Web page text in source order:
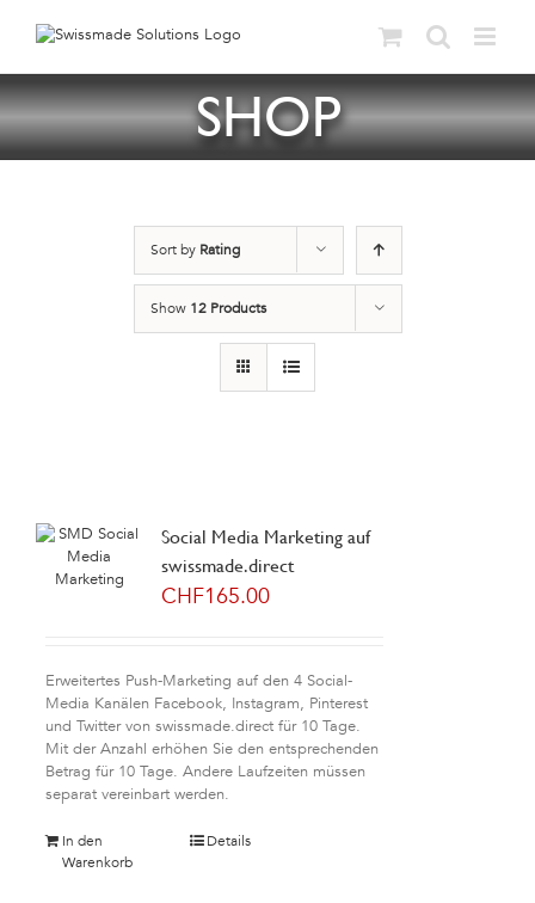
SHOP
Sort by Rating
Show 12 Products
Social Media Marketing auf
swissmade.direct
CHF165.00
Erweitertes Push-Marketing auf den 4 Social-
Media Kanälen Facebook, Instagram, Pinterest
und Twitter von swissmade.direct für 10 Tage.
Mit der Anzahl erhöhen Sie den entsprechenden
Betrag für 10 Tage. Andere Laufzeiten müssen
separat vereinbart werden.
In den
Warenkorb
Details